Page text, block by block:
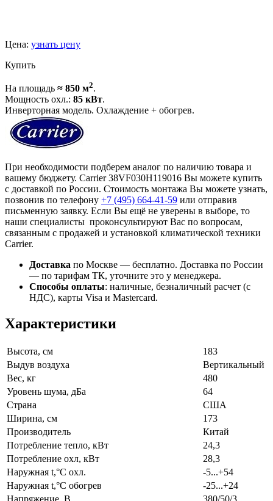
Цена: узнать цену
Купить
На площадь ≈ 850 м2.
Мощность охл.: 85 кВт.
Инверторная модель. Охлаждение + обогрев.
При необходимости подберем аналог по наличию товара и
вашему бюджету. Carrier 38VF030H119016 Вы можете купить
с доставкой по России. Стоимость монтажа Вы можете узнать,
позвонив по телефону +7 (495) 664-41-59 или отправив
письменную заявку. Если Вы ещё не уверены в выборе, то
наши специалисты проконсультируют Вас по вопросам,
связанным с продажей и установкой климатической техники
Carrier.
Доставка по Москве — бесплатно. Доставка по России
— по тарифам ТК, уточните это у менеджера.
Способы оплаты: наличные, безналичный расчет (с
НДС), карты Visa и Mastercard.
Характеристики
Высота, см
183
Выдув воздуха
Вертикальный
Вес, кг
480
Уровень шума, дБа
64
Страна
США
Ширина, см
173
Производитель
Китай
Потребление тепло, кВт
24,3
Потребление охл, кВт
28,3
Наружная t,°C охл.
-5...+54
Наружная t,°C обогрев
-25...+24
Напряжение, В
380/50/3